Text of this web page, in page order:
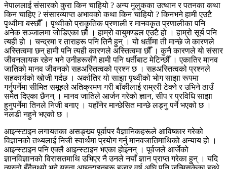
नेपाललाई संसारको कुरा किन चाहियो ? अन्य मुलुकका उत्थान र पतनका कथा
किन चाहिए ? संसारव्याप्त अभावको कथा किन चाहियो ? किनभने हामी एउटै
पृथ्वीमा बस्छौँ । पृथ्वीको प्राकृतिक प्रणाली र मानवकृत प्रणालीका पनि
अनेक सञ्जालमा जोडिएका छौं । हाम्रो वायुमण्डल एउटै हो । हाम्रो सूर्य पनि
त्यही हो । चन्द्रमा र ताराहरू पनि तिनै हुन् । यो धर्तीमा ती मान्छे जे कारणले
अस्तित्वमा छन् हामी पनि त्यही कारणले अस्तित्वमा छौँ । कुनै कारणले यो संसार
जीवनलायक रहेन भने उनीहरूसँगै हामी पनि धर्तीबाट मेटिन्छौँ । एकातिर मानव
जातिको मानव जीवनको सहअस्तित्वको प्रश्न छ । सहअस्तित्वको प्रश्नले
सहकार्यको खोजी गर्दछ । अर्कातिर यो साझा पृथ्वीको भोग साझा रूपमा
गर्नुपर्नेमा सीमित समूहले अतिक्रमण गरी बाँकीलाई राम्ररी टेक्ने र उभिने ठाउँ
समेत दिएका छैनन् । मानव जातिले आर्जन गरेको ज्ञान, सीप र प्रविधि साझा
हुनुपर्नेमा तिनले निजी बनाए । यहाँनेर मान्छेसित मान्छे लड्नु पर्ने भएको छ ।
नलडी नहुने भएको छ ।
आइन्स्टाइन लगायतका असङ्ख्य पूर्वापर वैज्ञानिकहरूले आविष्कार गरेको
विज्ञानको तथ्यलाई निजी स्वार्थमा प्रयोग गर्नु मानवजातिमाथिको अन्याय हो ।
आइन्स्टाइन पनि एक्लै आइन्स्टाइन भएका होइनन् । पूर्वजले आर्जेको
ज्ञानविज्ञानको विरासतमाथि उभिएर नै उनले नयाँ ज्ञान प्राप्त गरेका हुन् । यदि